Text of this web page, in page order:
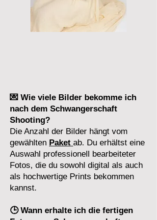
💌 Wie viele Bilder bekomme ich
nach dem Schwangerschaft
Shooting?
Die Anzahl der Bilder hängt vom
gewählten Paket ab. Du erhältst eine
Auswahl professionell bearbeiteter
Fotos, die du sowohl digital als auch
als hochwertige Prints bekommen
kannst.
🕒 Wann erhalte ich die fertigen